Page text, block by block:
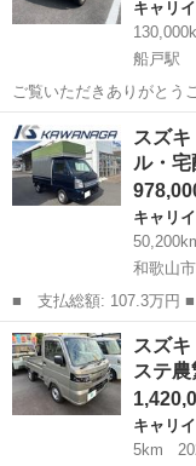
キャリイ
船戸駅
ご覧いただきありがとうございます。 スズ
DA63Tの出品です。 【車両情報】 ・初年度登録：平成19年式 ・型
式：DA63T ・走行距離
AT（オー...
和歌山 船
スズ
ル・
キャリイ
和歌山市
■ 支払総額: 107.3万円 ■ 車両本体価格： 978,000 円 ■ メーカー
名： スズキ ■ 車種名
Ｘ アルミパネル・宅配
度ストッパ...
和歌山 和歌山市
スズ
ステ
キャリイ
5km